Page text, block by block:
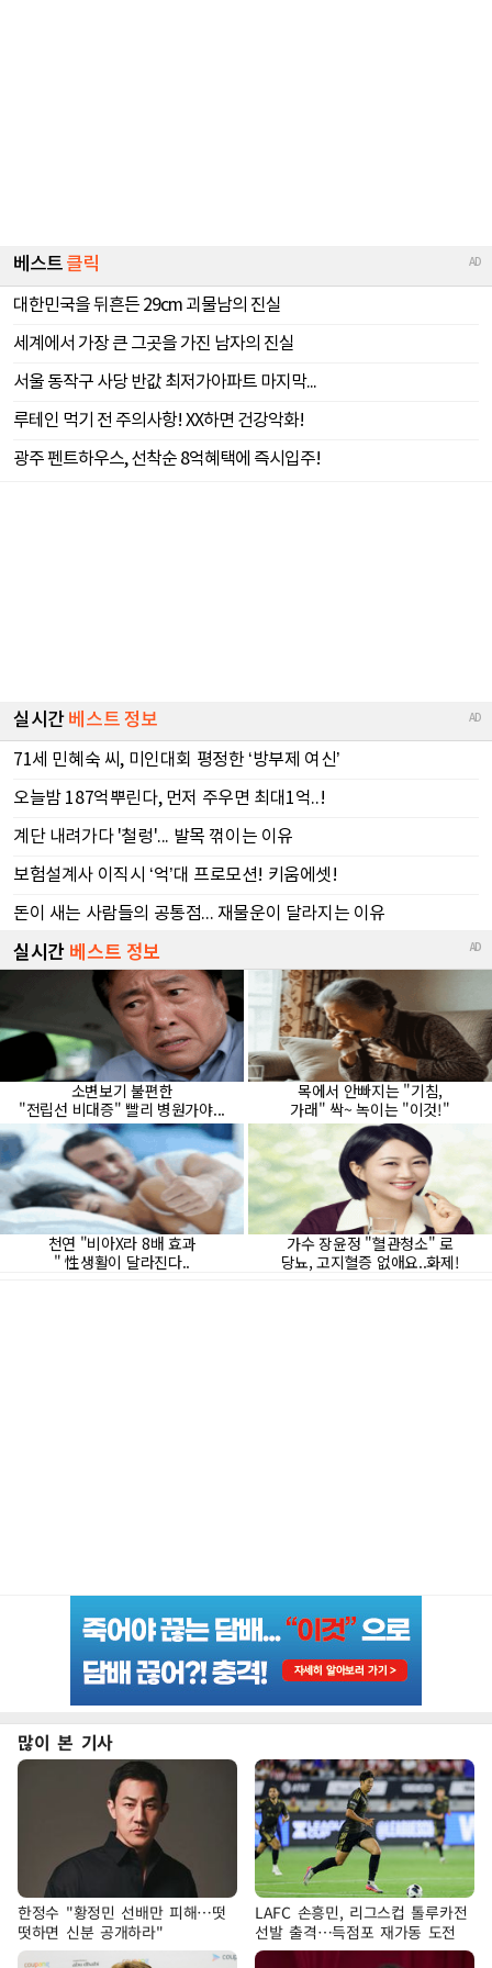
많이 본 기사
한정수 "황정민 선배만 피해…떳
떳하면 신분 공개하라"
LAFC 손흥민, 리그스컵 톨루카전
선발 출격…득점포 재가동 도전